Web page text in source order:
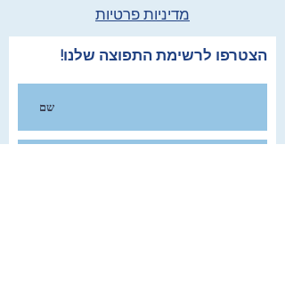
מדיניות פרטיות
הצטרפו לרשימת התפוצה שלנו!